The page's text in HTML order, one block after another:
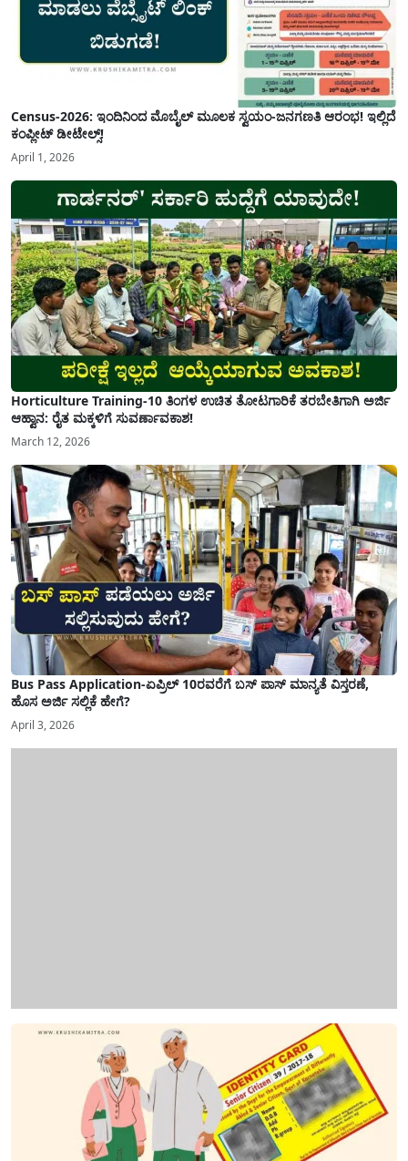
Census-2026: ಇಂದಿನಿಂದ ಮೊಬೈಲ್ ಮೂಲಕ ಸ್ವಯಂ-ಜನಗಣತಿ ಆರಂಭ! ಇಲ್ಲಿದೆ
ಕಂಪ್ಲೀಟ್ ಡೀಟೇಲ್ಸ್!
April 1, 2026
Horticulture Training-10 ತಿಂಗಳ ಉಚಿತ ತೋಟಗಾರಿಕೆ ತರಬೇತಿಗಾಗಿ ಅರ್ಜಿ
ಆಹ್ವಾನ: ರೈತ ಮಕ್ಕಳಿಗೆ ಸುವರ್ಣಾವಕಾಶ!
March 12, 2026
Bus Pass Application-ಏಪ್ರಿಲ್ 10ರವರೆಗೆ ಬಸ್ ಪಾಸ್ ಮಾನ್ಯತೆ ವಿಸ್ತರಣೆ,
ಹೊಸ ಅರ್ಜಿ ಸಲ್ಲಿಕೆ ಹೇಗೆ?
April 3, 2026